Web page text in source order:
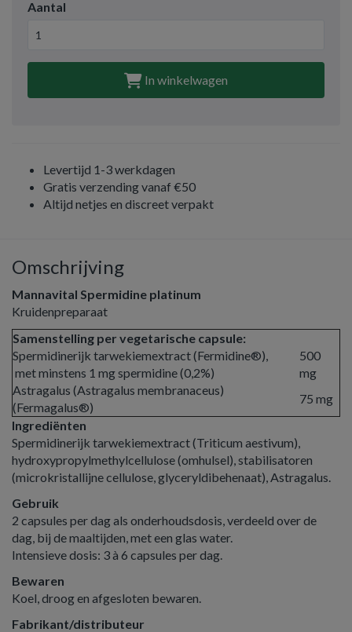
Aantal
In winkelwagen
Levertijd 1-3 werkdagen
Gratis verzending vanaf €50
Altijd netjes en discreet verpakt
Omschrijving
Mannavital Spermidine platinum
Kruidenpreparaat
Samenstelling per vegetarische capsule:
Spermidinerijk tarwekiemextract (Fermidine®),
met minstens 1 mg spermidine (0,2%)
500
mg
Astragalus (Astragalus membranaceus)
(Fermagalus®)
75 mg
Ingrediënten
Spermidinerijk tarwekiemextract (Triticum aestivum),
hydroxypropylmethylcellulose (omhulsel), stabilisatoren
(microkristallijne cellulose, glyceryldibehenaat), Astragalus.
Gebruik
2 capsules per dag als onderhoudsdosis, verdeeld over de
dag, bij de maaltijden, met een glas water.
Intensieve dosis: 3 à 6 capsules per dag.
Bewaren
Koel, droog en afgesloten bewaren.
Fabrikant/distributeur